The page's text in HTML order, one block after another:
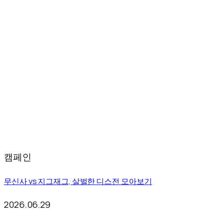
캠페인
무신사 vs 지그재그, 살벌한 디스전 모아보기
2026.06.29